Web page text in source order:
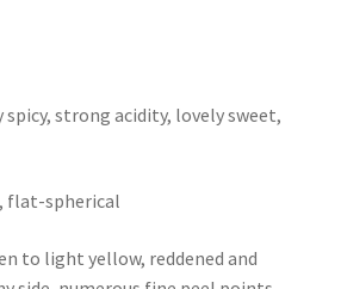
strong acidity, lovely sweet,
flat-spherical
to light yellow, reddened and